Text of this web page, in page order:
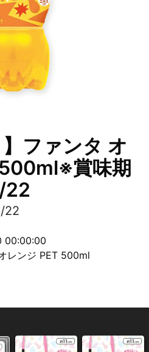
】ファンタ オ
賞味期
22
22
00:00:00
レンジ PET 500ml